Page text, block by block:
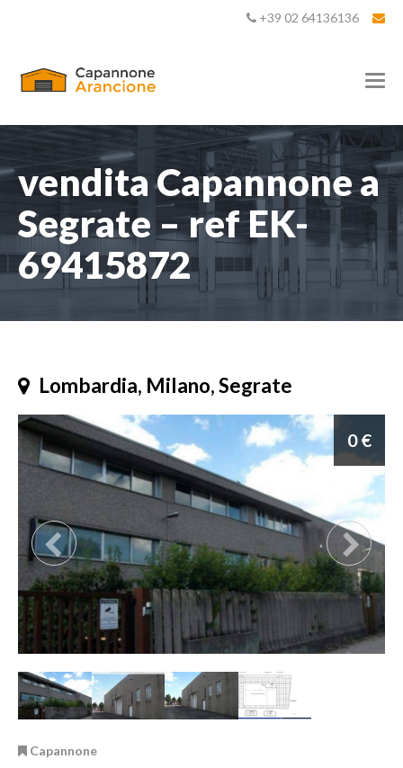
T
l
e
n
a
a
t
o
+39 02 64136136
vendita Capannone a
Segrate – ref EK-
69415872
Lombardia, Milano, Segrate
0 €
Capannone